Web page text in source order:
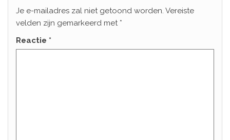
Je e-mailadres zal niet getoond worden. Vereiste
velden zijn gemarkeerd met *
Reactie *